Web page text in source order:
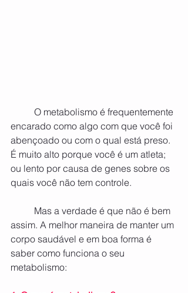
encarado como algo com que você foi
abençoado ou com o qual está preso.
É muito alto porque você é um atleta;
ou lento por causa de genes sobre os
quais você não tem controle.
assim. A melhor maneira de manter um
corpo saudável e em boa forma é
saber como funciona o seu
metabolismo: